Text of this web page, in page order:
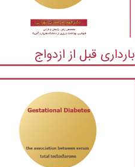
بارداری قبل از ازدواج